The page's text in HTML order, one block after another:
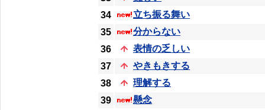
34
立ち振る舞い
35
分からない
36
表情の乏しい
37
やきもきする
38
理解する
39
懸念